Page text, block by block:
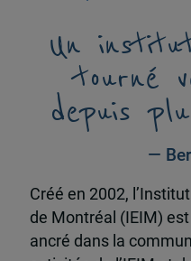
Un
tourné
depuis
—
Créé en 2002,
de Montréal (IEIM)
ancré dans la